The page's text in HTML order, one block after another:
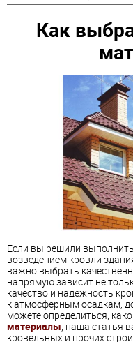
Как
Если вы решили
возведением кровли
важно выбрать
напрямую зависит не
качество и надежность
к атмосферным осадкам,
можете определиться,
материалы, наша статья
кровельных и прочих